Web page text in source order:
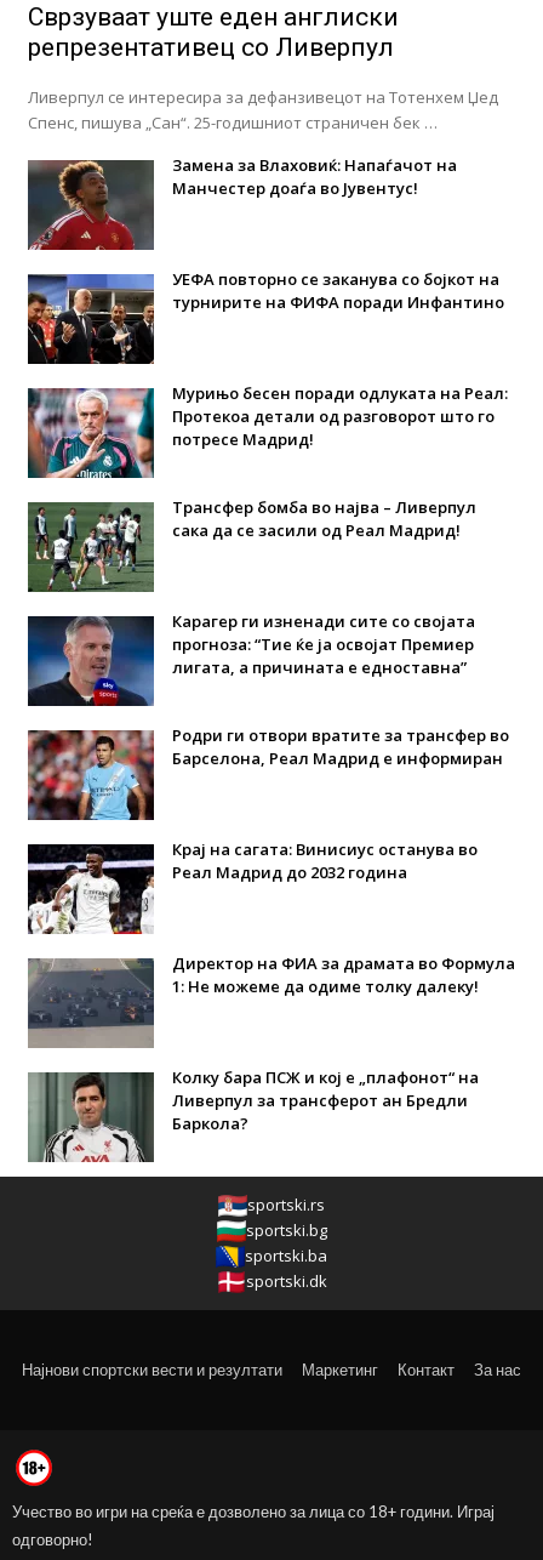
Сврзуваат уште еден англиски
репрезентативец со Ливерпул
Ливерпул се интересира за дефанзивецот на Тотенхем Џед
Спенс, пишува „Сан“. 25-годишниот страничен бек …
Замена за Влаховиќ: Напаѓачот на
Манчестер доаѓа во Јувентус!
УЕФА повторно се заканува со бојкот на
турнирите на ФИФА поради Инфантино
Мурињо бесен поради одлуката на Реал:
Протекоа детали од разговорот што го
потресе Мадрид!
Трансфер бомба во најва – Ливерпул
сака да се засили од Реал Мадрид!
Карагер ги изненади сите со својата
прогноза: “Тие ќе ја освојат Премиер
лигата, а причината е едноставна”
Родри ги отвори вратите за трансфер во
Барселона, Реал Мадрид е информиран
Крај на сагата: Винисиус останува во
Реал Мадрид до 2032 година
Директор на ФИА за драмата во Формула
1: Не можеме да одиме толку далеку!
Колку бара ПСЖ и кој е „плафонот“ на
Ливерпул за трансферот ан Бредли
Баркола?
sportski.rs
sportski.bg
sportski.ba
sportski.dk
Најнови спортски вести и резултати Маркетинг Контакт За нас
Учество во игри на среќа е дозволено за лица со 18+ години. Играј
одговорно!